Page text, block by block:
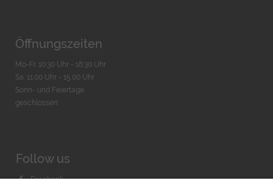
Öffnungszeiten
Mo-Fr. 10:30 Uhr - 18:30 Uhr
Sa. 11:00 Uhr - 15.00 Uhr
Sonn- und Feiertage
geschlossen
Follow us
Facebook